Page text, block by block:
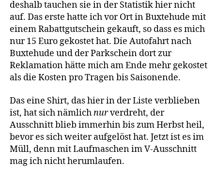
deshalb tauchen sie in der Statistik hier nicht
auf. Das erste hatte ich vor Ort in Buxtehude mit
einem Rabattgutschein gekauft, so dass es mich
nur 15 Euro gekostet hat. Die Autofahrt nach
Buxtehude und der Parkschein dort zur
Reklamation hätte mich am Ende mehr gekostet
als die Kosten pro Tragen bis Saisonende.
Das eine Shirt, das hier in der Liste verblieben
ist, hat sich nämlichnurverdreht, der
Ausschnitt blieb immerhin bis zum Herbst heil,
bevor es sich weiter aufgelöst hat. Jetzt ist es im
Müll, denn mit Laufmaschen im V-Ausschnitt
mag ich nicht herumlaufen.